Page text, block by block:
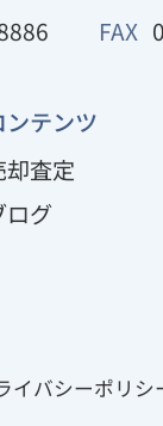
FAX
ンテンツ
却査定
ログ
イバシーポリシ